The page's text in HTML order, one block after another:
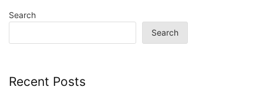
Search
Search
Recent Posts